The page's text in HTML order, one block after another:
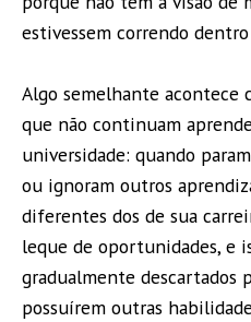
estivessem correndo
Algo semelhante acontece
que não continuam
universidade: quando
ou ignoram outros
diferentes dos de sua
leque de oportunidades, e
gradualmente descartados
possuírem outras